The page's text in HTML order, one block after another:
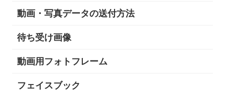
動画・写真データの送付方法
待ち受け画像
動画用フォトフレーム
フェイスブック